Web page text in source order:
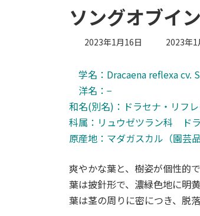
ソングオブイ
2023年1月16日
最
新
:
2023年1
学名：Dracaena reflexa cv.
洋名：−
和名(別名)：ドラセナ・リフ
科属：リュウゼツラン科 ド
原産地：マダガスカル（園芸品
爽やかな葉と、樹姿が個性的
葉は披針形で、濃緑色地に明
葉は茎の周りに密につき、脱